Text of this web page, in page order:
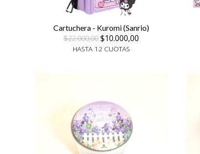
Cartuchera - Kuromi (Sanrio)
$22.000,00 $10.000,00
HASTA 12 CUOTAS